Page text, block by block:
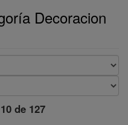
Decoracion
de 127